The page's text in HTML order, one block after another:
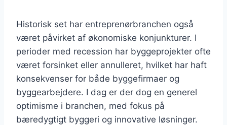
Historisk set har entreprenørbranchen også
været påvirket af økonomiske konjunkturer. I
perioder med recession har byggeprojekter ofte
været forsinket eller annulleret, hvilket har haft
konsekvenser for både byggefirmaer og
byggearbejdere. I dag er der dog en generel
optimisme i branchen, med fokus på
bæredygtigt byggeri og innovative løsninger.